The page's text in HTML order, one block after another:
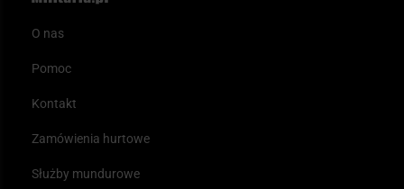
O nas
Pomoc
Kontakt
Zamówienia hurtowe
Służby mundurowe